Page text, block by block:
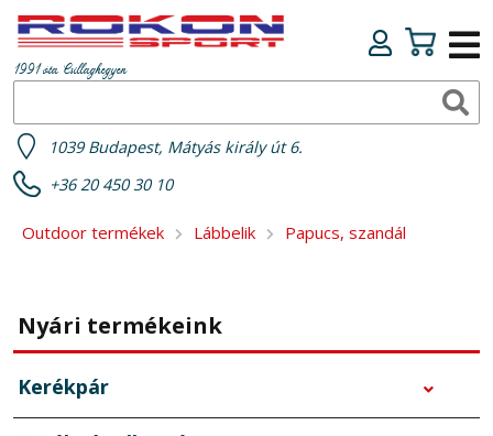
1991 óta Csillaghegyen
1039 Budapest, Mátyás király út 6.
+36 20 450 30 10
Outdoor termékek Lábbelik Papucs, szandál
Nyári termékeink
Kerékpár